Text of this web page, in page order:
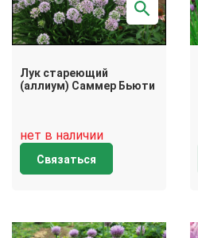
Лук стареющий
(аллиум) Саммер Бьюти
нет в наличии
Связаться